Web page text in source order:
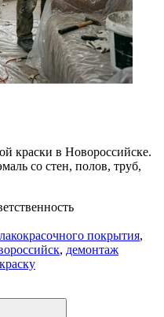
краски в Новороссийске.
со стен, полов, труб,
покрытия,
, демонтаж